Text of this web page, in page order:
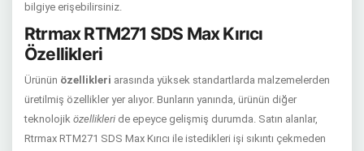
bilgiye erişebilirsiniz.
Rtrmax RTM271 SDS Max Kırıcı
Özellikleri
Ürünün özellikleri arasında yüksek standartlarda malzemelerden
üretilmiş özellikler yer alıyor. Bunların yanında, ürünün diğer
teknolojik özellikleri de epeyce gelişmiş durumda. Satın alanlar,
Rtrmax RTM271 SDS Max Kırıcı ile istedikleri işi sıkıntı çekmeden